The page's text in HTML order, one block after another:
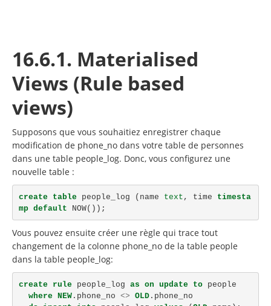
16.6.1. Materialised
Views (Rule based
views)
Supposons que vous souhaitiez enregistrer chaque
modification de phone_no dans votre table de personnes
dans une table people_log. Donc, vous configurez une
nouvelle table :
create table people_log ( name text , time
timesta
mp default NOW());
Vous pouvez ensuite créer une règle qui trace tout
changement de la colonne phone_no de la table people
dans la table people_log:
create rule people_log as on update to
people
where NEW. phone_no <> OLD. phone_no